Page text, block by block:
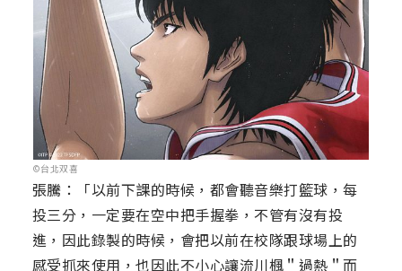
©台北双喜
張騰：「以前下課的時候，都會聽音樂打籃球，每
投三分，一定要在空中把手握拳，不管有沒有投
進，因此錄製的時候，會把以前在校隊跟球場上的
感受抓來使用，也因此不小心讓流川楓＂過熱＂而